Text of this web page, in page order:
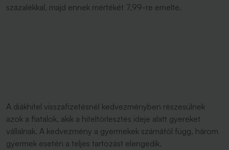
százalékkal, majd ennek mértékét 7,99-re emelte.
A diákhitel visszafizetésnél kedvezményben részesülnek
azok a fiatalok, akik a hiteltörlesztés ideje alatt gyereket
vállalnak. A kedvezmény a gyermekek számától függ, három
gyermek esetén a teljes tartozást elengedik.